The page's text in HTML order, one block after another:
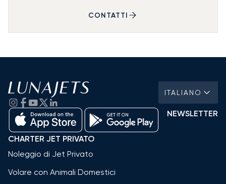
CONTATTI
ITALIANO
NEWSLETTER
CHARTER JET PRIVATO
Noleggio di Jet Privato
Volare con Animali Domestici